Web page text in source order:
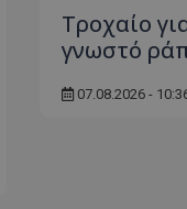
Τροχαίο
γνωστό
07.08.2026 -